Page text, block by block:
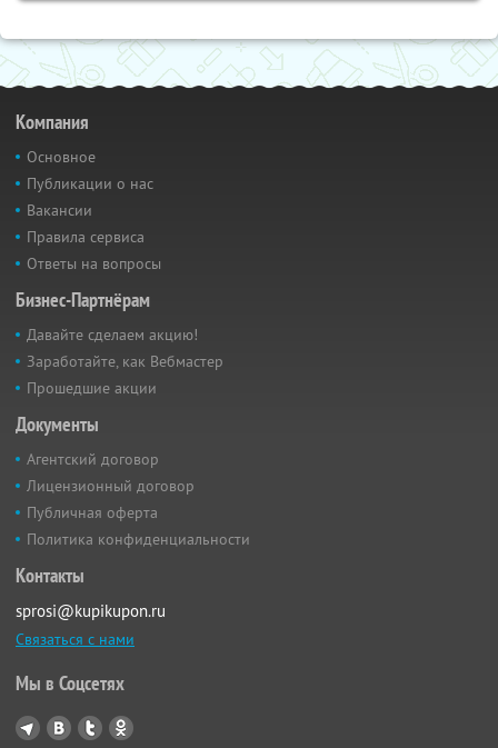
Компания
Основное
Публикации о нас
Вакансии
Правила сервиса
Ответы на вопросы
Бизнес-Партнёрам
Давайте сделаем акцию!
Заработайте, как Вебмастер
Прошедшие акции
Документы
Агентский договор
Лицензионный договор
Публичная оферта
Политика конфиденциальности
Контакты
sprosi@kupikupon.ru
Связаться с нами
Мы в Соцсетях